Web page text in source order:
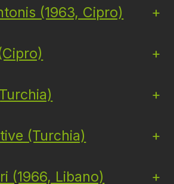
(1963, Cipro) +
+
+
(Turchia) +
(1966, Libano) +